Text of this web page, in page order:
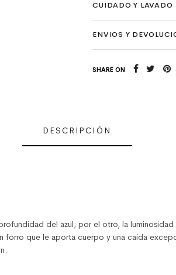
CUIDADO Y LAVADO
ENVIOS Y
SHARE ON
DESCRIPCIÓN
del azul; por el otro, la
forro que le aporta cuerpo y una caída